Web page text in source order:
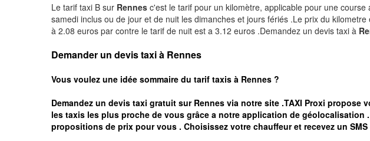
Le tarif taxi B sur Rennes c'est le tarif pour un kilomètre, applicable pour une
samedi inclus ou de jour et de nuit les dimanches et jours fériés .Le prix du
à 2.08 euros par contre le tarif de nuit est a 3.12 euros .Demandez un devis taxi à
Demander un devis taxi à Rennes
Vous voulez une idée sommaire du tarif taxis à Rennes ?
Demandez un devis taxi gratuit sur Rennes via notre site .TAXI Proxi propose
les taxis les plus proche de vous grâce a notre application de géolocalisation .
propositions de prix pour vous . Choisissez votre chauffeur et recevez un